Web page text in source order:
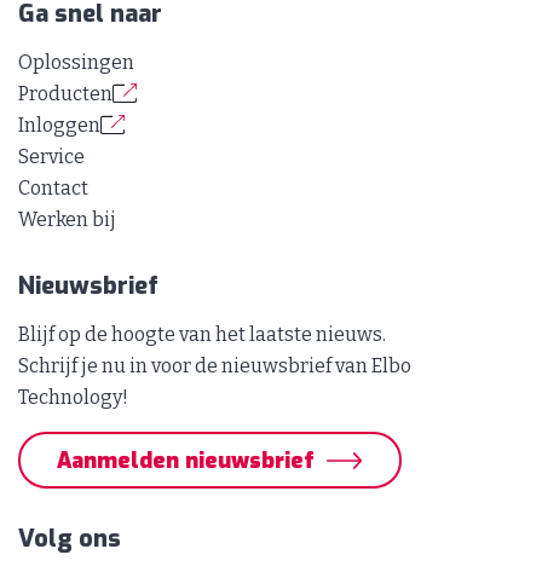
Ga snel naar
Oplossingen
Producten
Inloggen
Service
Contact
Werken bij
Nieuwsbrief
Blijf op de hoogte van het laatste nieuws.
Schrijf je nu in voor de nieuwsbrief van Elbo
Technology!
Aanmelden nieuwsbrief
Volg ons